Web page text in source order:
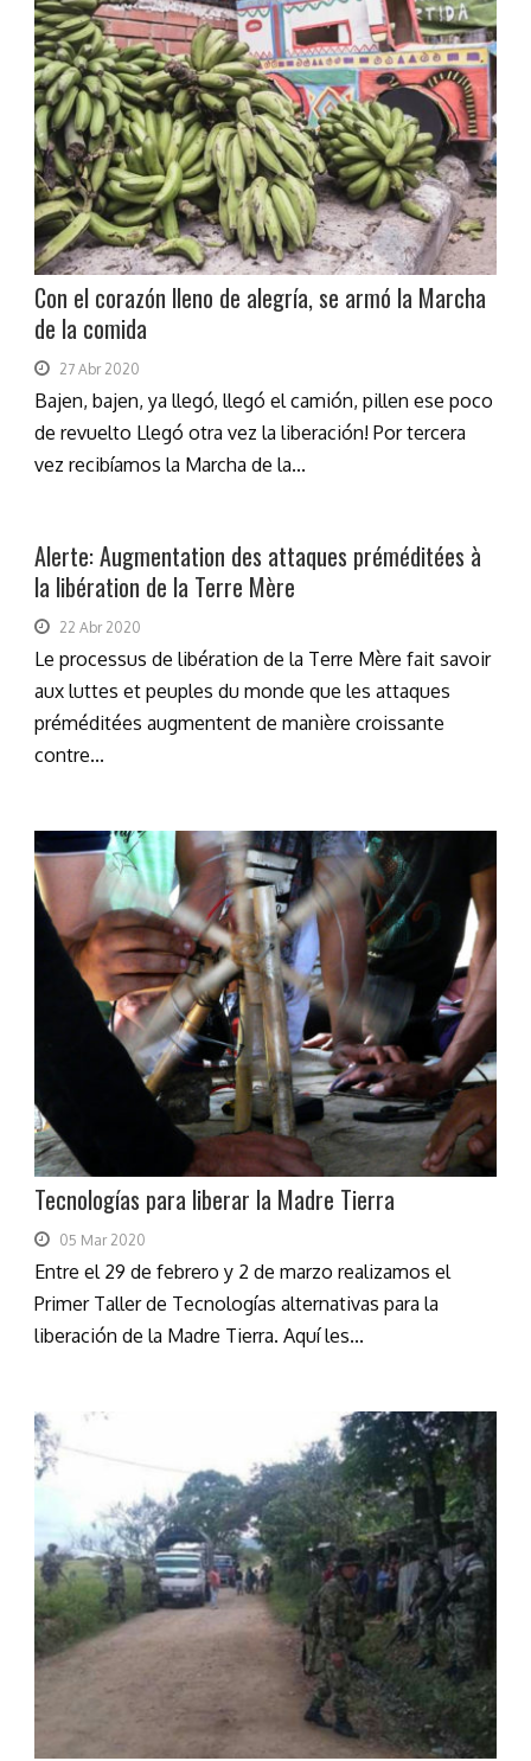
Con el corazón lleno de alegría, se armó la Marcha
de la comida
27 Abr 2020
Bajen, bajen, ya llegó, llegó el camión, pillen ese poco
de revuelto Llegó otra vez la liberación! Por tercera
vez recibíamos la Marcha de la...
Alerte: Augmentation des attaques préméditées à
la libération de la Terre Mère
22 Abr 2020
Le processus de libération de la Terre Mère fait savoir
aux luttes et peuples du monde que les attaques
préméditées augmentent de manière croissante
contre...
Tecnologías para liberar la Madre Tierra
05 Mar 2020
Entre el 29 de febrero y 2 de marzo realizamos el
Primer Taller de Tecnologías alternativas para la
liberación de la Madre Tierra. Aquí les...